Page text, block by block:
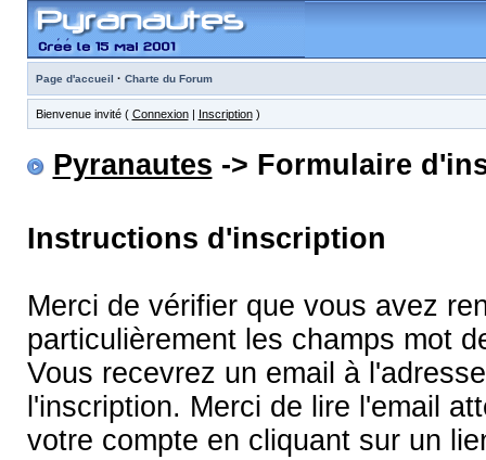
Page d'accueil · Charte du Forum
Bienvenue invité ( Connexion| Inscription)
Pyranautes -> Formulaire
Instructions d'inscription
Merci de vérifier que vous avez
particulièrement les champs mot
Vous recevrez un email à
l'inscription. Merci de lire l'email
votre compte en cliquant sur un